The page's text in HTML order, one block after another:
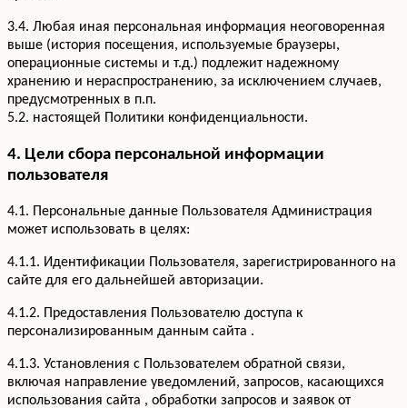
3.4. Любая иная персональная информация неоговоренная
выше (история посещения, используемые браузеры,
операционные системы и т.д.) подлежит надежному
хранению и нераспространению, за исключением случаев,
предусмотренных в п.п.
5.2. настоящей Политики конфиденциальности.
4. Цели сбора персональной информации
пользователя
4.1. Персональные данные Пользователя Администрация
может использовать в целях:
4.1.1. Идентификации Пользователя, зарегистрированного на
сайте для его дальнейшей авторизации.
4.1.2. Предоставления Пользователю доступа к
персонализированным данным сайта .
4.1.3. Установления с Пользователем обратной связи,
включая направление уведомлений, запросов, касающихся
использования сайта , обработки запросов и заявок от